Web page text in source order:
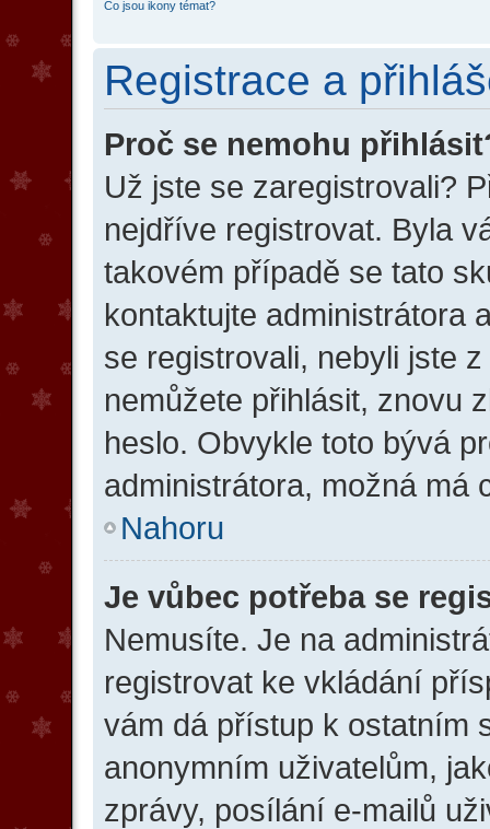
Co jsou ikony témat?
Registrace a
Proč se nemohu
Už jste se zaregistrovali?
nejdříve registrovat. Byla
takovém případě se tato
kontaktujte administrátora
se registrovali, nebyli jste
nemůžete přihlásit, znovu
heslo. Obvykle toto bývá
administrátora, možná má
Nahoru
Je vůbec potřeba se
Nemusíte. Je na
registrovat ke vkládání
vám dá přístup k ostatním
anonymním uživatelům,
zprávy, posílání e-mailů